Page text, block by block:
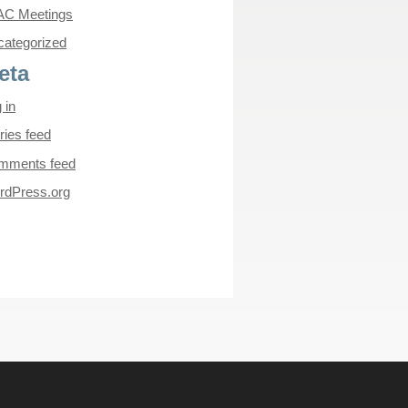
Meetings
in
feed
feed